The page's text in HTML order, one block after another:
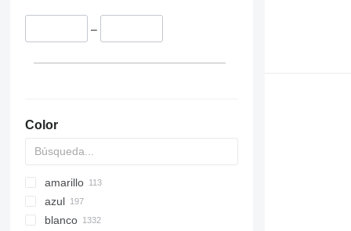
–
Color
amarillo
azul
blanco